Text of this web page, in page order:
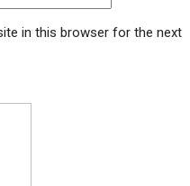
in this browser for the next